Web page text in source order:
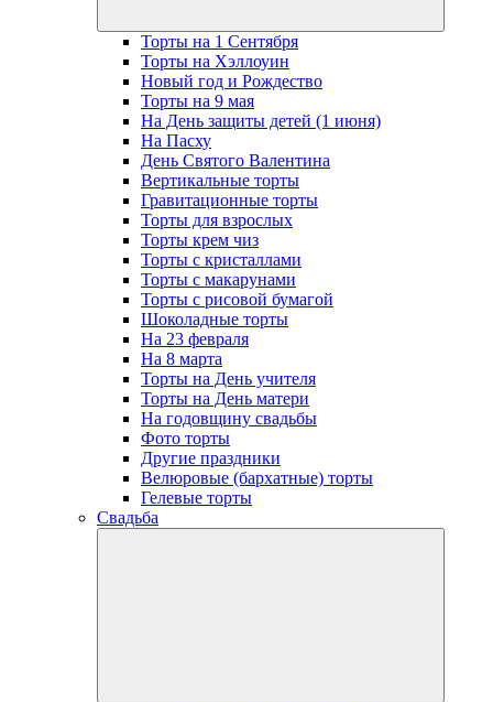
Торты на 1 Сентября
Торты на Хэллоуин
Новый год и Рождество
Торты на 9 мая
На День защиты детей (1 июня)
На Пасху
День Святого Валентина
Вертикальные торты
Гравитационные торты
Торты для взрослых
Торты крем чиз
Торты с кристаллами
Торты с макарунами
Торты с рисовой бумагой
Шоколадные торты
На 23 февраля
На 8 марта
Торты на День учителя
Торты на День матери
На годовщину свадьбы
Фото торты
Другие праздники
Велюровые (бархатные) торты
Гелевые торты
Свадьба